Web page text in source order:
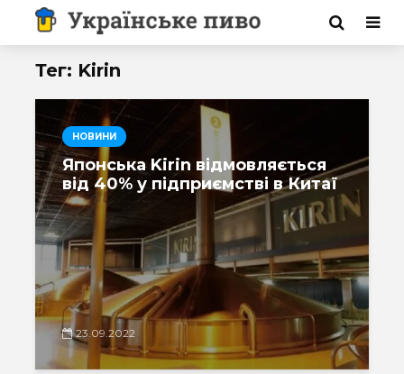
Тег: Kirin
НОВИНИ
Японська Kirin відмовляється
від 40% у підприємстві в Китаї
23.09.2022